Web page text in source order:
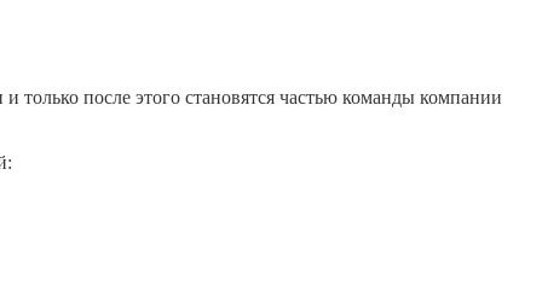
после этого становятся частью команды компании